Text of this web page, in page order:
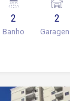
Localizada no Horto
região
escolas e
2
Banho
2